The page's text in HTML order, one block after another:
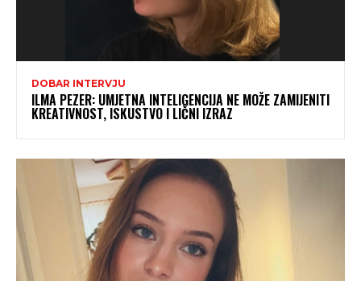
DOBAR INTERVJU
ILMA PEZER: UMJETNA INTELIGENCIJA NE MOŽE ZAMIJENITI
KREATIVNOST, ISKUSTVO I LIČNI IZRAZ